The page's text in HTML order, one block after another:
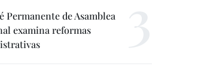
Permanente de Asamblea
examina reformas